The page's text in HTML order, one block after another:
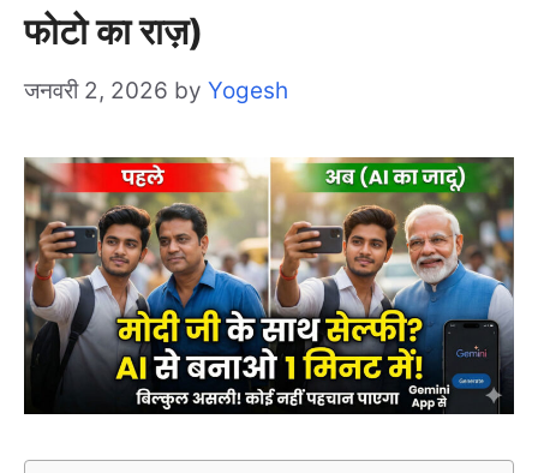
फोटो का राज़)
जनवरी 2, 2026 by Yogesh